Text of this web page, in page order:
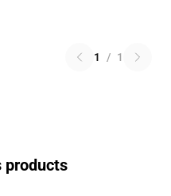
1 / 1
products